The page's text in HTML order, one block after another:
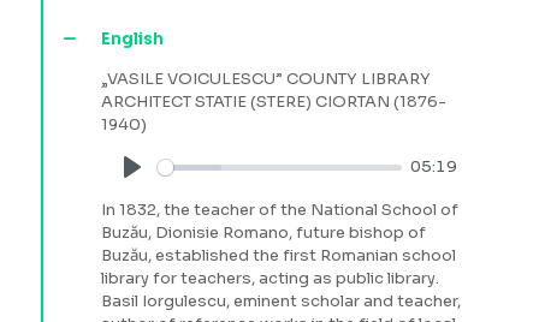
English
„VASILE VOICULESCU” COUNTY LIBRARY
ARCHITECT STATIE (STERE) CIORTAN (1876-
1940)
Play
05:19
In 1832, the teacher of the National School of
Buzău, Dionisie Romano, future bishop of
Buzău, established the first Romanian school
library for teachers, acting as public library.
Basil Iorgulescu, eminent scholar and teacher,